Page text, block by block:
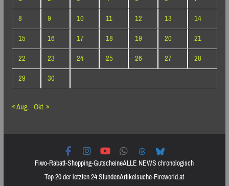
8
9 10 11 12 13
14
15
16 17 18 19 20
21
22
23 24 25 26 27
28
29
30
« Aug. Okt. »
Fiwo-Rabatt-Shopping-GutscheineALLE NEWS chronologisch
Top 20 der letzten 24 StundenArtikelsuche-Fireworld.at